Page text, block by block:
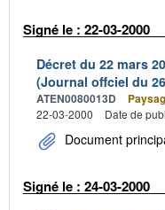
Signé le : 22-03-2000
Décret du 22 mars
(Journal offciel du
ATEN0080013D
22-03-2000
Date de
Document
Signé le : 24-03-2000